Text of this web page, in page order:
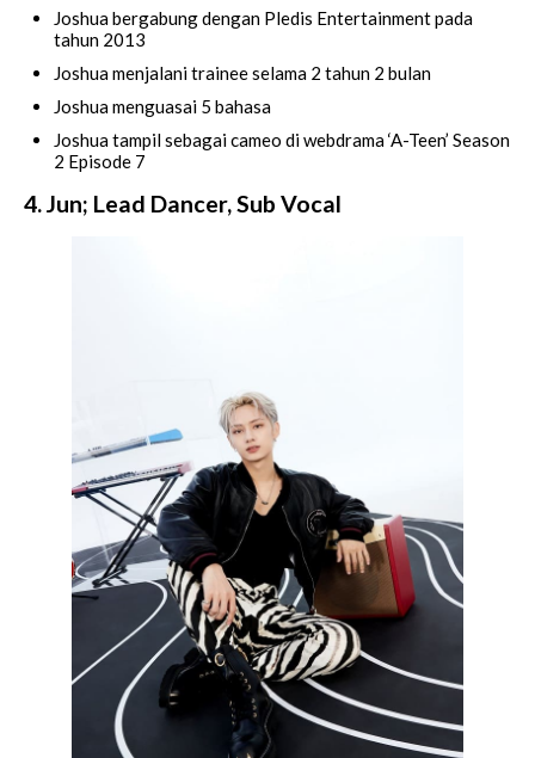
Joshua bergabung dengan Pledis Entertainment pada
tahun 2013
Joshua menjalani trainee selama 2 tahun 2 bulan
Joshua menguasai 5 bahasa
Joshua tampil sebagai cameo di webdrama ‘A-Teen’ Season
2 Episode 7
4. Jun; Lead Dancer, Sub Vocal